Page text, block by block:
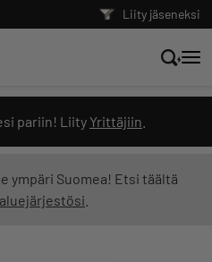
Liity jäseneksi
pariin! Liity Yrittäjiin
ympäri Suomea! Etsi täältä
aluejärjestösi
suoraan